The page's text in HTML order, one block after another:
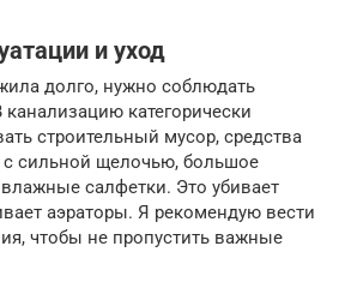
и уход
долго, нужно соблюдать
категорически
строительный мусор, средства
с сильной щелочью, большое
салфетки. Это убивает
аэраторы. Я рекомендую вести
чтобы не пропустить важные